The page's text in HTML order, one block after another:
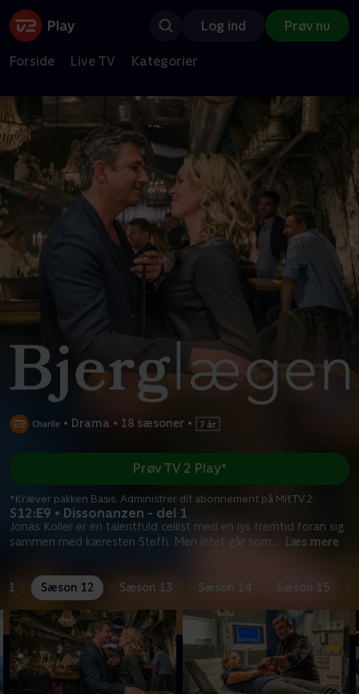
Log ind Prøv nu
Forside Live TV Kategorier
• Drama • 18 sæsoner •
S12:E9 • Dissonanzen - del 1
Jonas Koller er en talentfuld cellist med en lys fremtid foran sig
sammen med kæresten Steffi. Men intet går som... Læs mere
Prøv TV 2 Play*
*Kræver pakken Basis. Administrer dit abonnement på Mit TV 2.
Sæson 12 Sæson 13 Sæson 14 Sæson 15